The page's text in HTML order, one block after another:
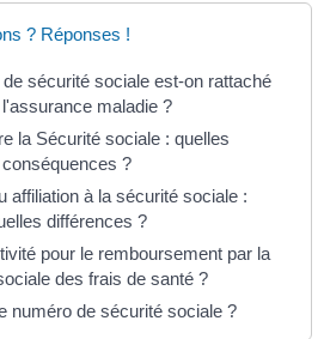
? Réponses !
sécurité sociale est-on rattaché
maladie ?
la Sécurité sociale : quelles
conséquences ?
affiliation à la sécurité sociale :
différences ?
pour le remboursement par la
des frais de santé ?
numéro de sécurité sociale ?